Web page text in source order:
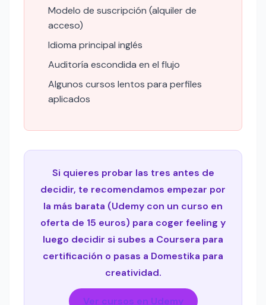
Modelo de suscripción (alquiler de
acceso)
Idioma principal inglés
Auditoría escondida en el flujo
Algunos cursos lentos para perfiles
aplicados
Si quieres probar las tres antes de
decidir, te recomendamos empezar por
la más barata (Udemy con un curso en
oferta de 15 euros) para coger feeling y
luego decidir si subes a Coursera para
certificación o pasas a Domestika para
creatividad.
Ver cursos en Udemy